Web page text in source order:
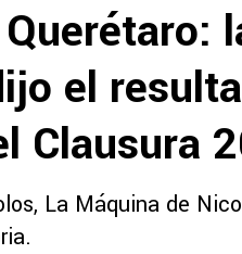
el
Clausura
La Máquina de